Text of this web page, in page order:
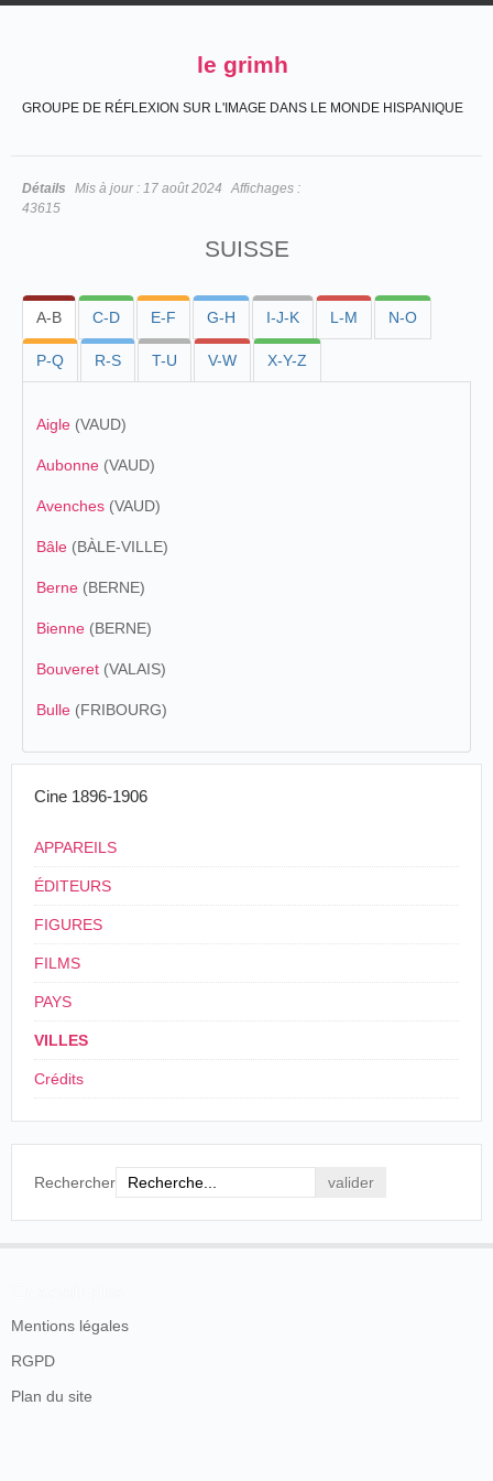
le grimh
GROUPE DE RÉFLEXION SUR L'IMAGE DANS LE MONDE HISPANIQUE
Détails Mis à jour : 17 août 2024
Affichages :
43615
SUISSE
A-B C-D E-F G-H I-J-K L-M N-O
P-Q R-S T-U V-W X-Y-Z
Aigle (VAUD)
Aubonne (VAUD)
Avenches (VAUD)
Bâle (BÀLE-VILLE)
Berne (BERNE)
Bienne (BERNE)
Bouveret (VALAIS)
Bulle (FRIBOURG)
Cine 1896-1906
APPAREILS
ÉDITEURS
FIGURES
FILMS
PAYS
VILLES
Crédits
Rechercher
Mentions légales
RGPD
Plan du site